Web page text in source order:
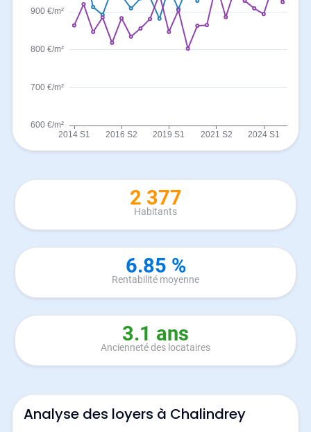
2 377
Habitants
6.85 %
Rentabilité moyenne
3.1 ans
Ancienneté des locataires
Analyse des loyers à Chalindrey